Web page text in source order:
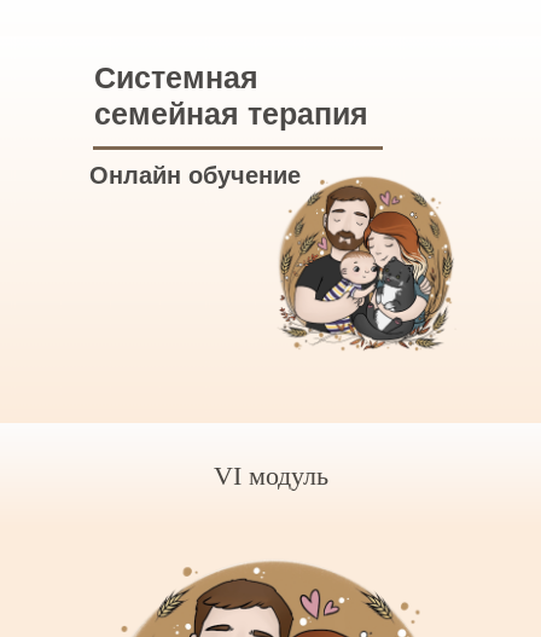
Системная
семейная терапия
Онлайн обучение
VI модуль